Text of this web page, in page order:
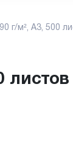
г/м², A3, 500